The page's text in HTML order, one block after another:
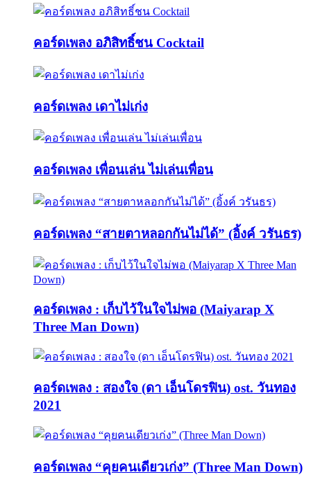
คอร์ดเพลง อภิสิทธิ์ชน Cocktail
คอร์ดเพลง เดาไม่เก่ง
คอร์ดเพลง เพื่อนเล่น ไม่เล่นเพื่อน
คอร์ดเพลง “สายตาหลอกกันไม่ได้” (อิ้งค์ วรันธร)
คอร์ดเพลง : เก็บไว้ในใจไม่พอ (Maiyarap X
Three Man Down)
คอร์ดเพลง : สองใจ (ดา เอ็นโดรฟิน) ost. วันทอง
2021
คอร์ดเพลง “คุยคนเดียวเก่ง” (Three Man Down)